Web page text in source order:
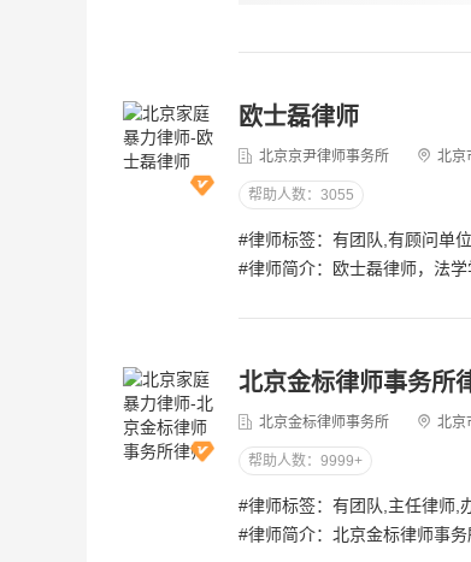
欧士磊律师
北京京尹律师事务所 北京
帮助人数：3055
#律师标签：有团队,有顾问单
#律师简介：欧士磊律师，法学学士，2012年进入法律领域，主要从事民商事、刑事、部分涉外案件等业务，是中国台北某大型乐器制造销售公司驻大陆地区
北京金标律师事务所
北京金标律师事务所 北京
帮助人数：9999+
#律师简介：北京金标律师事务所作为扎根北京昌平区的综合型律师事务所，我们始终以“专业赋能权益，诚信守护公正”为核心宗旨，汇聚一批兼具深厚法律素养与丰富实务经验的专业律师团队，全方位覆盖刑事案件、婚姻家事、遗产继承、经济纠纷、劳动维权、房产事务、工伤赔偿、交通事故等核心法律服务领域，为昌平本地企业、个人及社会组织提供高效、精准的法律解决方案。在刑事辩护领域，我们团队熟悉刑事案件侦查、起诉、审判全流程，无论是涉嫌常见刑事犯罪还是复杂疑难案件，凭借严谨的证据梳理能力与精准的法律适用技巧，为当事人提供罪轻、无罪辩护及取保候审、羁押必要性审查等法律服务，全力维护当事人的合法权益与诉讼权利。婚姻家事板块，我们深刻理解离婚纠纷、遗产继承等案件背后的情感纠葛与利益诉求，秉持“温和调解优先，诉讼兜底保障”的原则，妥善处理子女抚养权归属、财产分割、婚前财产约定、遗嘱订立与执行、继承份额争议等问题，在化解矛盾的同时，守护当事人的核心利益，
妹妹交一半房款，现父亲去世
怎么分配?
[律师回复] 具体情况欢迎您来电详细
房产律师靳双权律师
2026-08-06 3.5w 浏览
丈夫离家出走算遗弃，妻子经
2026-08-05 4.9w 浏览
老婆单方借私人高利贷老公要担
薛晓波律师 5.0分